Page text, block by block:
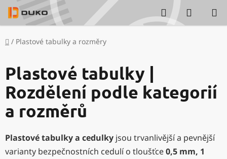
Přejít
na
obsah
Hledat
KOŠÍK
Domů
/ Plastové tabulky a rozměry
Plastové tabulky |
Rozdělení podle kategorií
a rozměrů
Plastové tabulky a cedulky jsou trvanlivější a pevnější
varianty bezpečnostních cedulí o tloušťce0,5 mm, 1